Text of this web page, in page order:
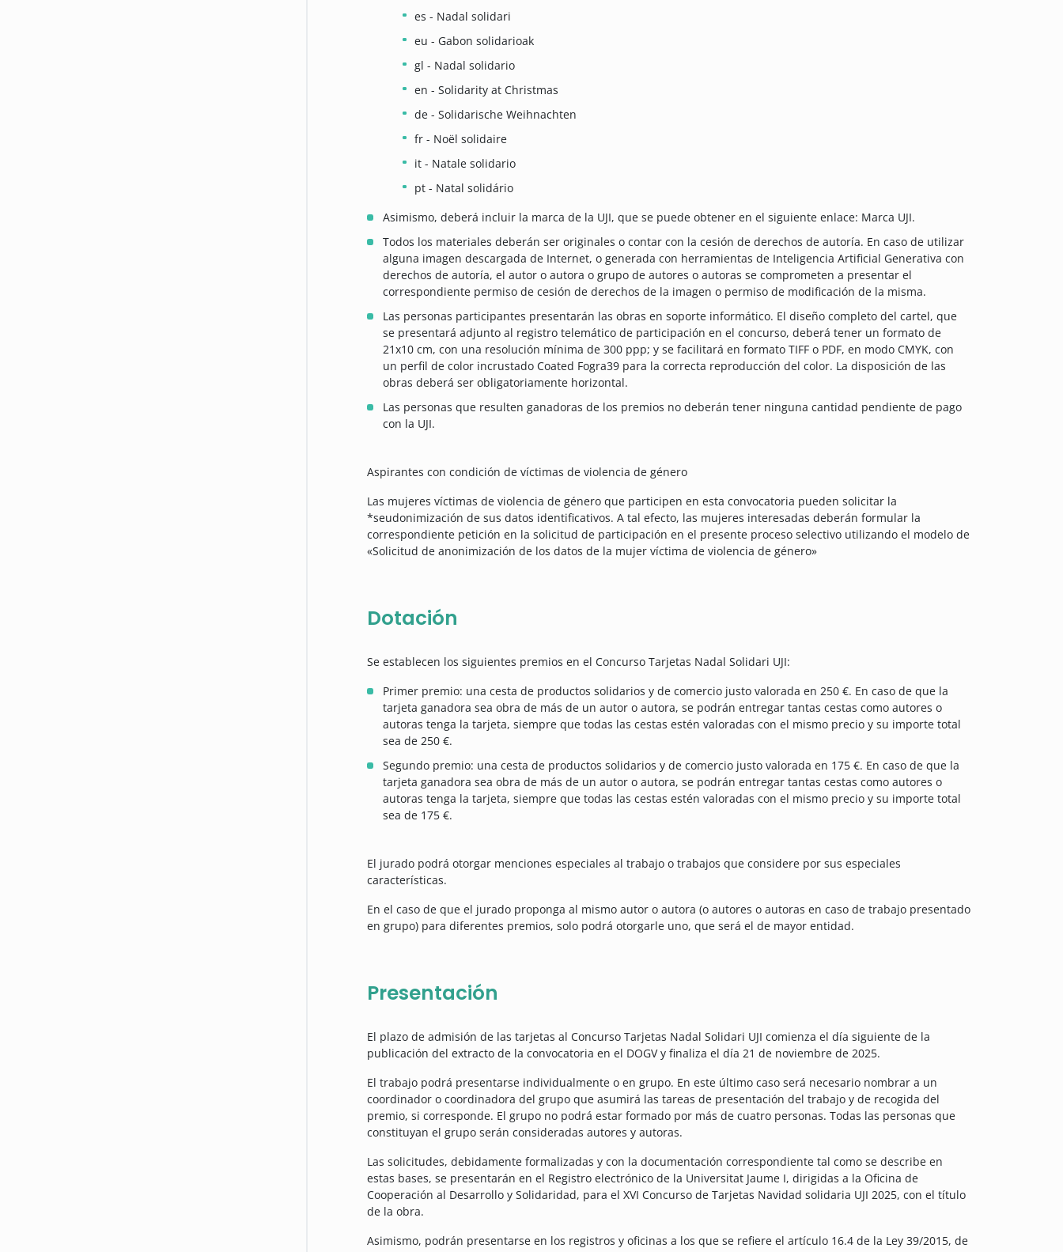
es - Nadal solidari
eu - Gabon solidarioak
gl - Nadal solidario
en - Solidarity at Christmas
de - Solidarische Weihnachten
fr - Noël solidaire
it - Natale solidario
pt - Natal solidário
Asimismo, deberá incluir la marca de la UJI, que se puede obtener en el siguiente enlace: Marca UJI.
Todos los materiales deberán ser originales o contar con la cesión de derechos de autoría. En caso de utilizar
alguna imagen descargada de Internet, o generada con herramientas de Inteligencia Artificial Generativa con
derechos de autoría, el autor o autora o grupo de autores o autoras se comprometen a presentar el
correspondiente permiso de cesión de derechos de la imagen o permiso de modificación de la misma.
Las personas participantes presentarán las obras en soporte informático. El diseño completo del cartel, que
se presentará adjunto al registro telemático de participación en el concurso, deberá tener un formato de
21x10 cm, con una resolución mínima de 300 ppp; y se facilitará en formato TIFF o PDF, en modo CMYK, con
un perfil de color incrustado Coated Fogra39 para la correcta reproducción del color. La disposición de las
obras deberá ser obligatoriamente horizontal.
Las personas que resulten ganadoras de los premios no deberán tener ninguna cantidad pendiente de pago
con la UJI.
Aspirantes con condición de víctimas de violencia de género
Las mujeres víctimas de violencia de género que participen en esta convocatoria pueden solicitar la
*seudonimización de sus datos identificativos. A tal efecto, las mujeres interesadas deberán formular la
correspondiente petición en la solicitud de participación en el presente proceso selectivo utilizando el modelo de
«Solicitud de anonimización de los datos de la mujer víctima de violencia de género»
Dotación
Se establecen los siguientes premios en el Concurso Tarjetas Nadal Solidari UJI:
Primer premio: una cesta de productos solidarios y de comercio justo valorada en 250 €. En caso de que la
tarjeta ganadora sea obra de más de un autor o autora, se podrán entregar tantas cestas como autores o
autoras tenga la tarjeta, siempre que todas las cestas estén valoradas con el mismo precio y su importe total
sea de 250 €.
Segundo premio: una cesta de productos solidarios y de comercio justo valorada en 175 €. En caso de que la
tarjeta ganadora sea obra de más de un autor o autora, se podrán entregar tantas cestas como autores o
autoras tenga la tarjeta, siempre que todas las cestas estén valoradas con el mismo precio y su importe total
sea de 175 €.
El jurado podrá otorgar menciones especiales al trabajo o trabajos que considere por sus especiales
características.
En el caso de que el jurado proponga al mismo autor o autora (o autores o autoras en caso de trabajo presentado
en grupo) para diferentes premios, solo podrá otorgarle uno, que será el de mayor entidad.
Presentación
El plazo de admisión de las tarjetas al Concurso Tarjetas Nadal Solidari UJI comienza el día siguiente de la
publicación del extracto de la convocatoria en el DOGV y finaliza el día 21 de noviembre de 2025.
El trabajo podrá presentarse individualmente o en grupo. En este último caso será necesario nombrar a un
coordinador o coordinadora del grupo que asumirá las tareas de presentación del trabajo y de recogida del
premio, si corresponde. El grupo no podrá estar formado por más de cuatro personas. Todas las personas que
constituyan el grupo serán consideradas autores y autoras.
Las solicitudes, debidamente formalizadas y con la documentación correspondiente tal como se describe en
estas bases, se presentarán en el Registro electrónico de la Universitat Jaume I, dirigidas a la Oficina de
Cooperación al Desarrollo y Solidaridad, para el XVI Concurso de Tarjetas Navidad solidaria UJI 2025, con el título
de la obra.
Asimismo, podrán presentarse en los registros y oficinas a los que se refiere el artículo 16.4 de la Ley 39/2015, de